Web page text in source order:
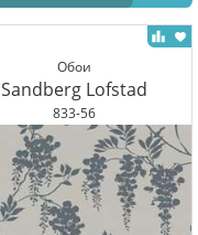
Обои
Sandberg Lofstad
833-56